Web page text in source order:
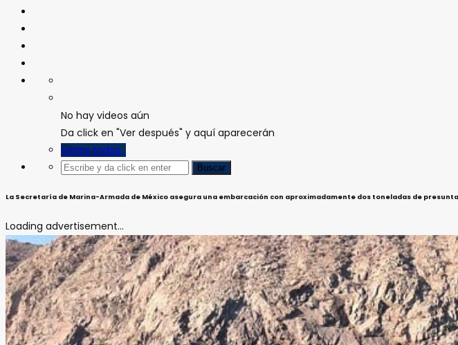
No hay videos aún
Da click en "Ver después" y aquí aparecerán
Verlos todos
La Secretaría de Marina-Armada de México asegura una embarcación con aproximadamente dos toneladas de
Loading advertisement...